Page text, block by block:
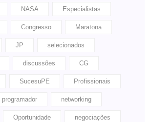
NASA Especialistas
Congresso Maratona
JP selecionados
discussões CG
SucesuPE Profissionais
programador networking
Oportunidade negociações